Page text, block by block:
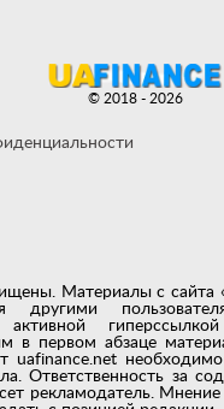
Материалы с сайта
другими
активной
в первом абзаце
uafinance.net
Ответственность за
рекламодатель.
© 2018 - 2026